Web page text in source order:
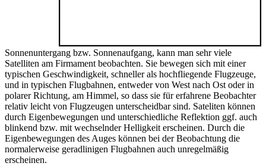
Sonnenuntergang bzw. Sonnenaufgang, kann man sehr viele
Satelliten am Firmament beobachten. Sie bewegen sich mit einer
typischen Geschwindigkeit, schneller als hochfliegende Flugzeuge,
und in typischen Flugbahnen, entweder von West nach Ost oder in
polarer Richtung, am Himmel, so dass sie für erfahrene Beobachter
relativ leicht von Flugzeugen unterscheidbar sind. Sateliten können
durch Eigenbewegungen und unterschiedliche Reflektion ggf. auch
blinkend bzw. mit wechselnder Helligkeit erscheinen. Durch die
Eigenbewegungen des Auges können bei der Beobachtung die
normalerweise geradlinigen Flugbahnen auch unregelmäßig
erscheinen.